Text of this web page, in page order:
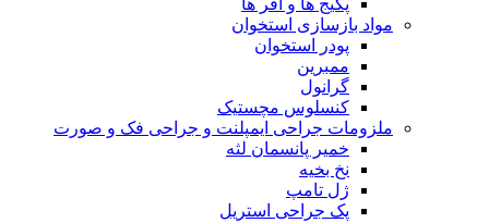
مواد بازسازی استخوان
پودر استخوان
ممبرین
گرانول
کنسلوس مچستیک
ملزومات جراحی ایمپلنت و جراحی فک و صورت
خمیر پانسمان لثه
نخ بخیه
ژل تامپ
پک جراحی استریل